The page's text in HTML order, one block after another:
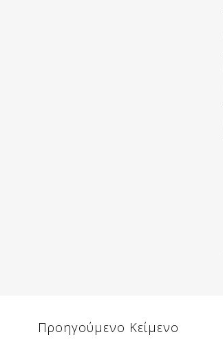
Προηγούμενο Κείμενο